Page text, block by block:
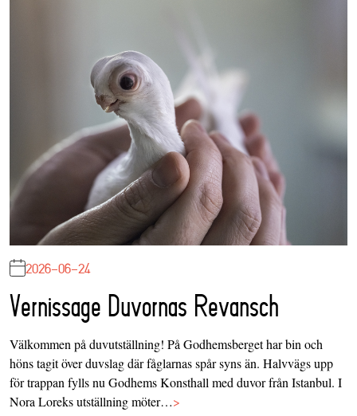
2026-06-24
Vernissage Duvornas Revansch
Välkommen på duvutställning! På Godhemsberget har bin och
höns tagit över duvslag där fåglarnas spår syns än. Halvvägs upp
för trappan fylls nu Godhems Konsthall med duvor från Istanbul. I
Nora Loreks utställning möter…>